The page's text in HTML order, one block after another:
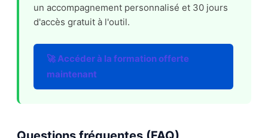
un accompagnement personnalisé et 30 jours
d'accès gratuit à l'outil.
🚀 Accéder à la formation offerte
maintenant